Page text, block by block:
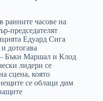
ранните часове на
председателят
Едуард Сига
дотогава
Бъки Маршал и Клод
лидери се
сцена, която
се облаци дим